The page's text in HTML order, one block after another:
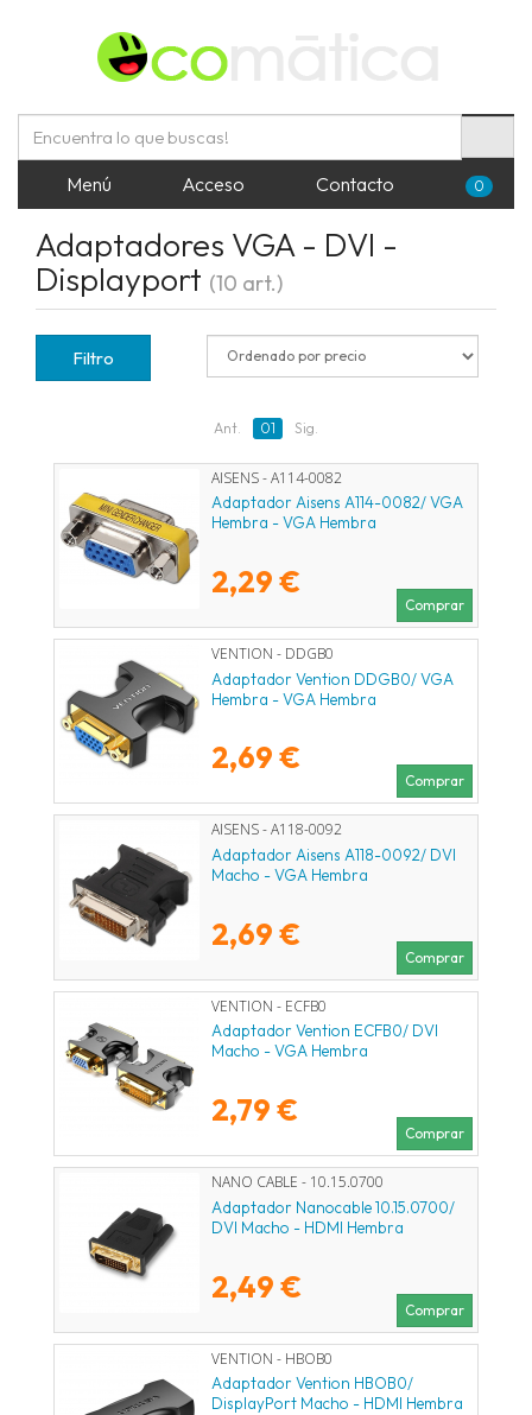
Menú Acceso Contacto 0
Adaptadores VGA - DVI -
Displayport (10 art.)
Filtro
Ant. 01 Sig.
AISENS - A114-0082
Adaptador Aisens A114-0082/ VGA
Hembra - VGA Hembra
2,29 €
Comprar
VENTION - DDGB0
Adaptador Vention DDGB0/ VGA
Hembra - VGA Hembra
2,69 €
Comprar
AISENS - A118-0092
Adaptador Aisens A118-0092/ DVI
Macho - VGA Hembra
2,69 €
Comprar
VENTION - ECFB0
Adaptador Vention ECFB0/ DVI
Macho - VGA Hembra
2,79 €
Comprar
NANO CABLE - 10.15.0700
Adaptador Nanocable 10.15.0700/
DVI Macho - HDMI Hembra
2,49 €
Comprar
VENTION - HBOB0
Adaptador Vention HBOB0/
DisplayPort Macho - HDMI Hembra